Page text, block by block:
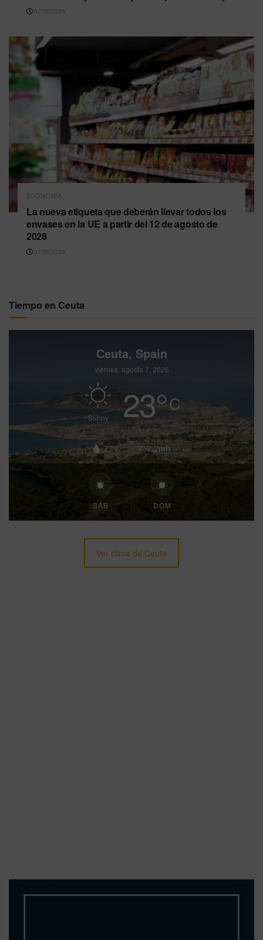
07/08/2026
ECONOMÍA
La nueva etiqueta que deberán llevar todos los
envases en la UE a partir del 12 de agosto de
2028
07/08/2026
Tiempo en Ceuta
Ceuta, Spain
viernes, agosto 7, 2026
Sunny 23°C
77% 7.2mh
SÁB DOM
Ver clima de Ceuta